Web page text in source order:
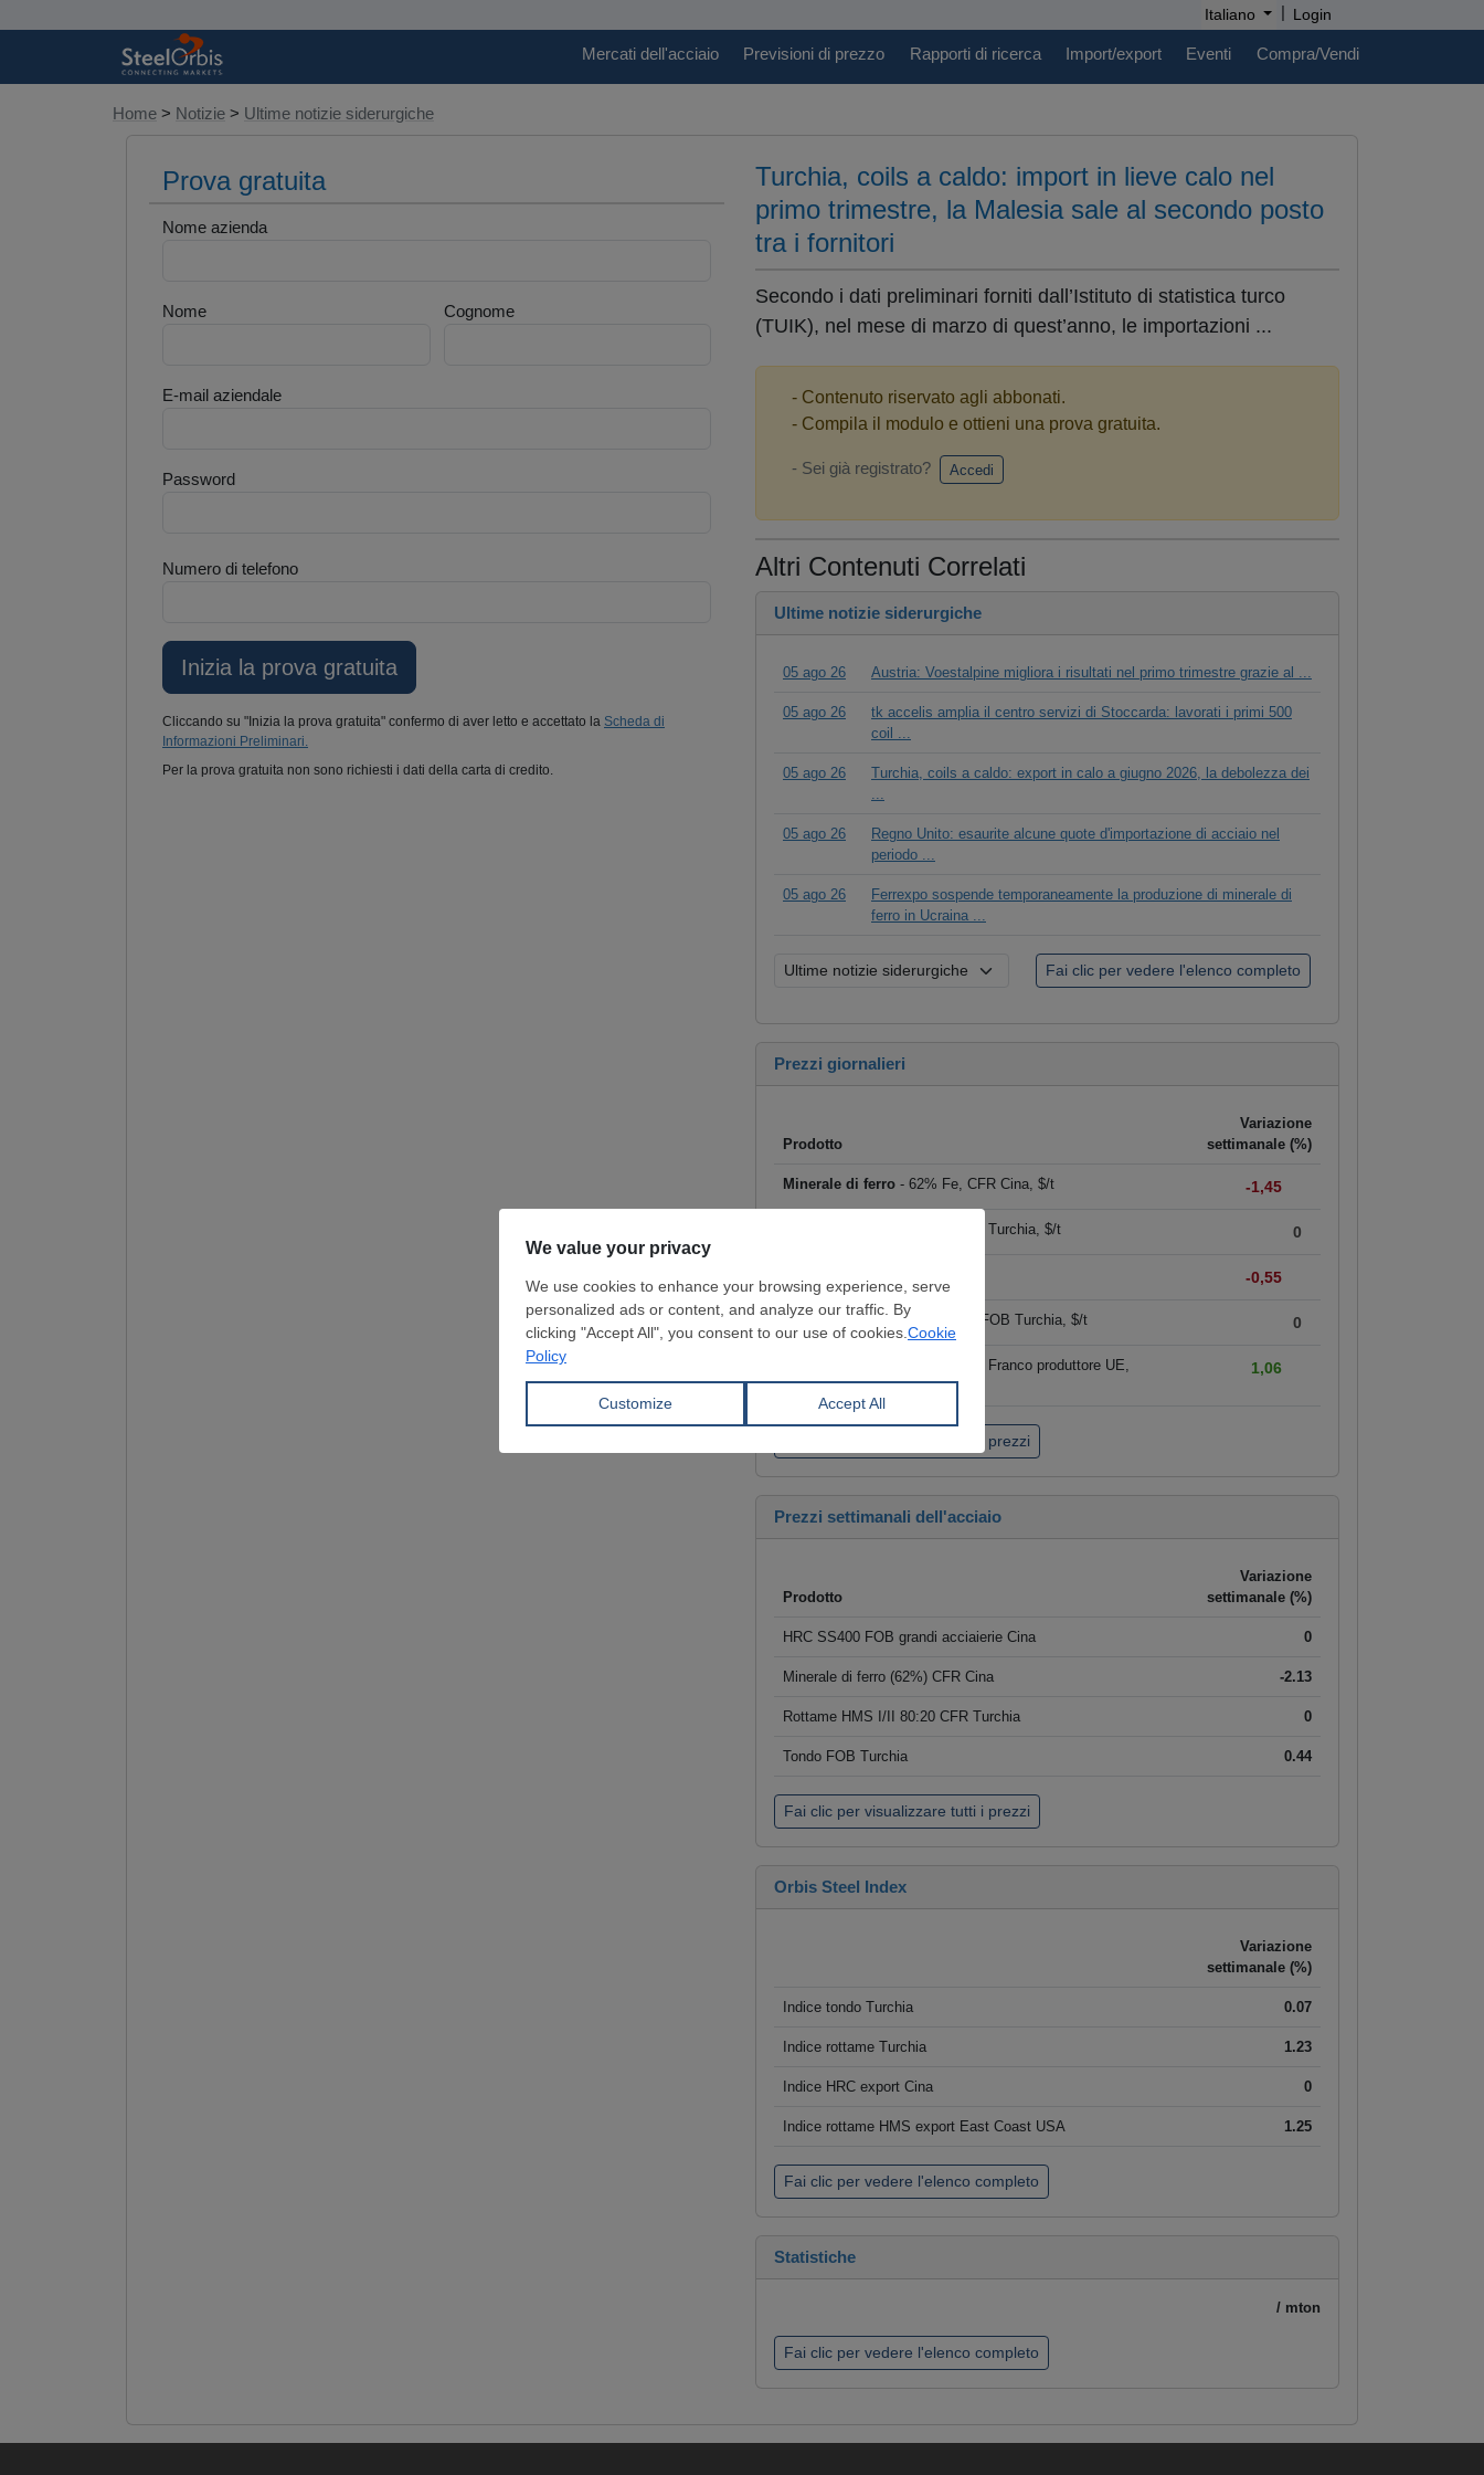
Italiano | Login
Mercati dell'acciaio Previsioni di prezzo Rapporti di ricerca Import/export Eventi Compra/Vendi
Home > Notizie > Ultime notizie siderurgiche
Prova gratuita
Nome azienda
Nome Cognome
E-mail aziendale
Password
Numero di telefono
Cliccando su "Inizia la prova gratuita" confermo di aver letto e accettato la Scheda di
Informazioni Preliminari.
Per la prova gratuita non sono richiesti i dati della carta di credito.
Turchia, coils a caldo: import in lieve calo nel
primo trimestre, la Malesia sale al secondo posto
tra i fornitori
Secondo i dati preliminari forniti dall’Istituto di statistica turco
(TUIK), nel mese di marzo di quest’anno, le importazioni ...
- Contenuto riservato agli abbonati.
- Compila il modulo e ottieni una prova gratuita.
- Sei già registrato? Accedi
Altri Contenuti Correlati
Ultime notizie siderurgiche
05 ago 26 Austria: Voestalpine migliora i risultati nel primo trimestre grazie al ...
05 ago 26
tk accelis amplia il centro servizi di Stoccarda: lavorati i primi 500
coil ...
05 ago 26
Turchia, coils a caldo: export in calo a giugno 2026, la debolezza dei
...
05 ago 26
Regno Unito: esaurite alcune quote d'importazione di acciaio nel
periodo ...
05 ago 26
Ferrexpo sospende temporaneamente la produzione di minerale di
ferro in Ucraina ...
Prezzi giornalieri
Prodotto
Variazione
settimanale (%)
Minerale di ferro - 62% Fe, CFR Cina, $/t -1,45
- HMS I/II 80:20, CFR Turchia, $/t 0
-0,55
Tondo per cemento armato - FOB Turchia, $/t 0
- Franco produttore UE,
€/t
1,06
Fai clic per visualizzare tutti i prezzi
Prezzi settimanali dell'acciaio
Prodotto
Variazione
settimanale (%)
HRC SS400 FOB grandi acciaierie Cina 0
Minerale di ferro (62%) CFR Cina -2.13
Rottame HMS I/II 80:20 CFR Turchia 0
Tondo FOB Turchia 0.44
Fai clic per visualizzare tutti i prezzi
Orbis Steel Index
Variazione
settimanale (%)
Indice tondo Turchia 0.07
Indice rottame Turchia 1.23
Indice HRC export Cina 0
Indice rottame HMS export East Coast USA 1.25
Fai clic per vedere l'elenco completo
Statistiche
/ mton
Fai clic per vedere l'elenco completo